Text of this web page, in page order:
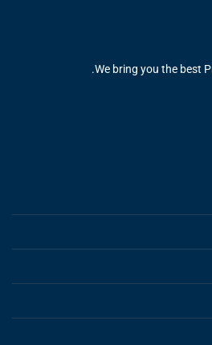
We bring you the best